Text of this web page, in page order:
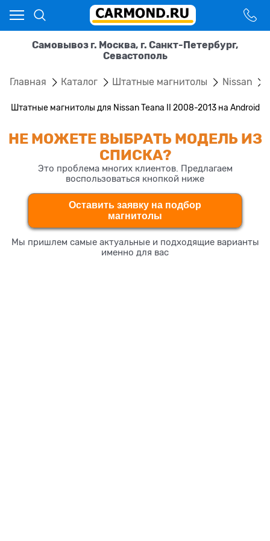
Самовывоз г. Москва, г. Санкт-Петербург,
Севастополь
Главная Каталог Штатные магнитолы Nissan
Штатные магнитолы для Nissan Teana II 2008-2013 на Android
НЕ МОЖЕТЕ ВЫБРАТЬ МОДЕЛЬ ИЗ
СПИСКА?
Это проблема многих клиентов. Предлагаем
воспользоваться кнопкой ниже
Оставить заявку на подбор
магнитолы
Мы пришлем самые актуальные и подходящие варианты
именно для вас